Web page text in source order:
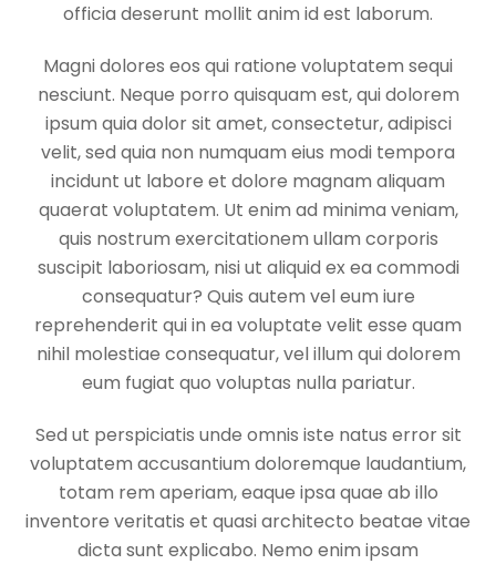
officia deserunt mollit anim id est laborum.
Magni dolores eos qui ratione voluptatem sequi
nesciunt. Neque porro quisquam est, qui dolorem
ipsum quia dolor sit amet, consectetur, adipisci
velit, sed quia non numquam eius modi tempora
incidunt ut labore et dolore magnam aliquam
quaerat voluptatem. Ut enim ad minima veniam,
quis nostrum exercitationem ullam corporis
suscipit laboriosam, nisi ut aliquid ex ea commodi
consequatur? Quis autem vel eum iure
reprehenderit qui in ea voluptate velit esse quam
nihil molestiae consequatur, vel illum qui dolorem
eum fugiat quo voluptas nulla pariatur.
Sed ut perspiciatis unde omnis iste natus error sit
voluptatem accusantium doloremque laudantium,
totam rem aperiam, eaque ipsa quae ab illo
inventore veritatis et quasi architecto beatae vitae
dicta sunt explicabo. Nemo enim ipsam